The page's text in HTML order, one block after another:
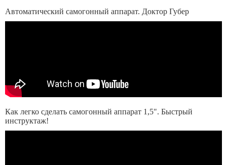
Автоматический самогонный аппарат. Доктор Губер
Как легко сделать самогонный аппарат 1,5". Быстрый
инструктаж!